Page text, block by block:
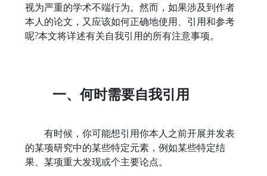
视为严重的学术不端行为。然而，如果涉及到作者
本人的论文，又应该如何正确地使用、引用和参考
呢?本文将详述有关自我引用的所有注意事项。
一、何时需要自我引用
有时候，你可能想引用你本人之前开展并发表
的某项研究中的某些特定元素，例如某些特定结
果、某项重大发现或个主要论点。